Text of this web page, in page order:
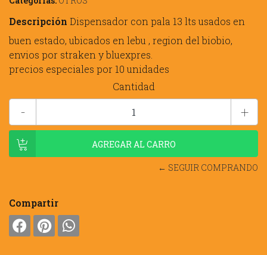
Descripción Dispensador con pala 13 lts usados en
buen estado, ubicados en lebu , region del biobio,
envios por straken y bluexpres.
precios especiales por 10 unidades
Cantidad
- +
← SEGUIR COMPRANDO
Compartir